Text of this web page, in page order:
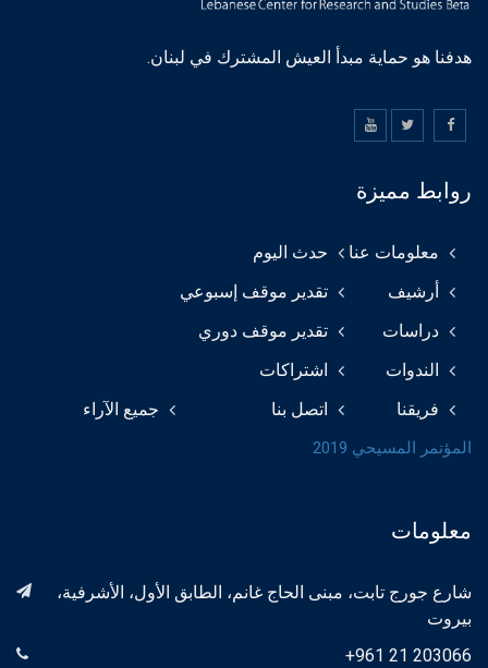
هدفنا هو حماية مبدأ العيش المشترك في لبنان.
روابط مميزة
معلومات عنا
أرشيف
دراسات
الندوات
فريقنا
حدث اليوم
تقدير موقف إسبوعي
تقدير موقف دوري
اشتراكات
اتصل بنا
جميع الآراء
المؤتمر المسيحي 2019
معلومات
شارع جورج تابت، مبنى الحاج غانم، الطابق الأول، الأشرفية،
بيروت
+961 21 203066